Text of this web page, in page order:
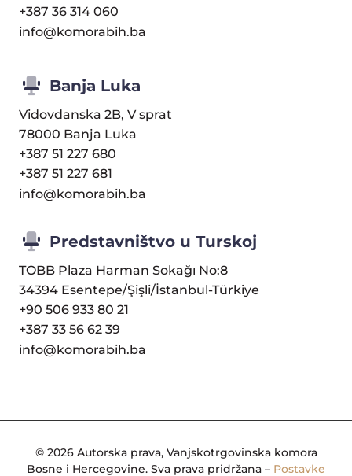
+387 36 314 060
info@komorabih.ba
Banja Luka
Vidovdanska 2B, V sprat
78000 Banja Luka
+387 51 227 680
+387 51 227 681
info@komorabih.ba
Predstavništvo u Turskoj
TOBB Plaza Harman Sokağı No:8
34394 Esentepe/Şişli/İstanbul-Türkiye
+90 506 933 80 21
+387 33 56 62 39
info@komorabih.ba
© 2026 Autorska prava, Vanjskotrgovinska komora
Bosne i Hercegovine. Sva prava pridržana – Postavke